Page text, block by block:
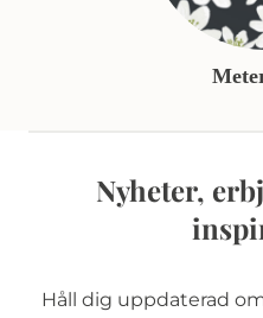
Nyheter,
Håll dig uppdaterad